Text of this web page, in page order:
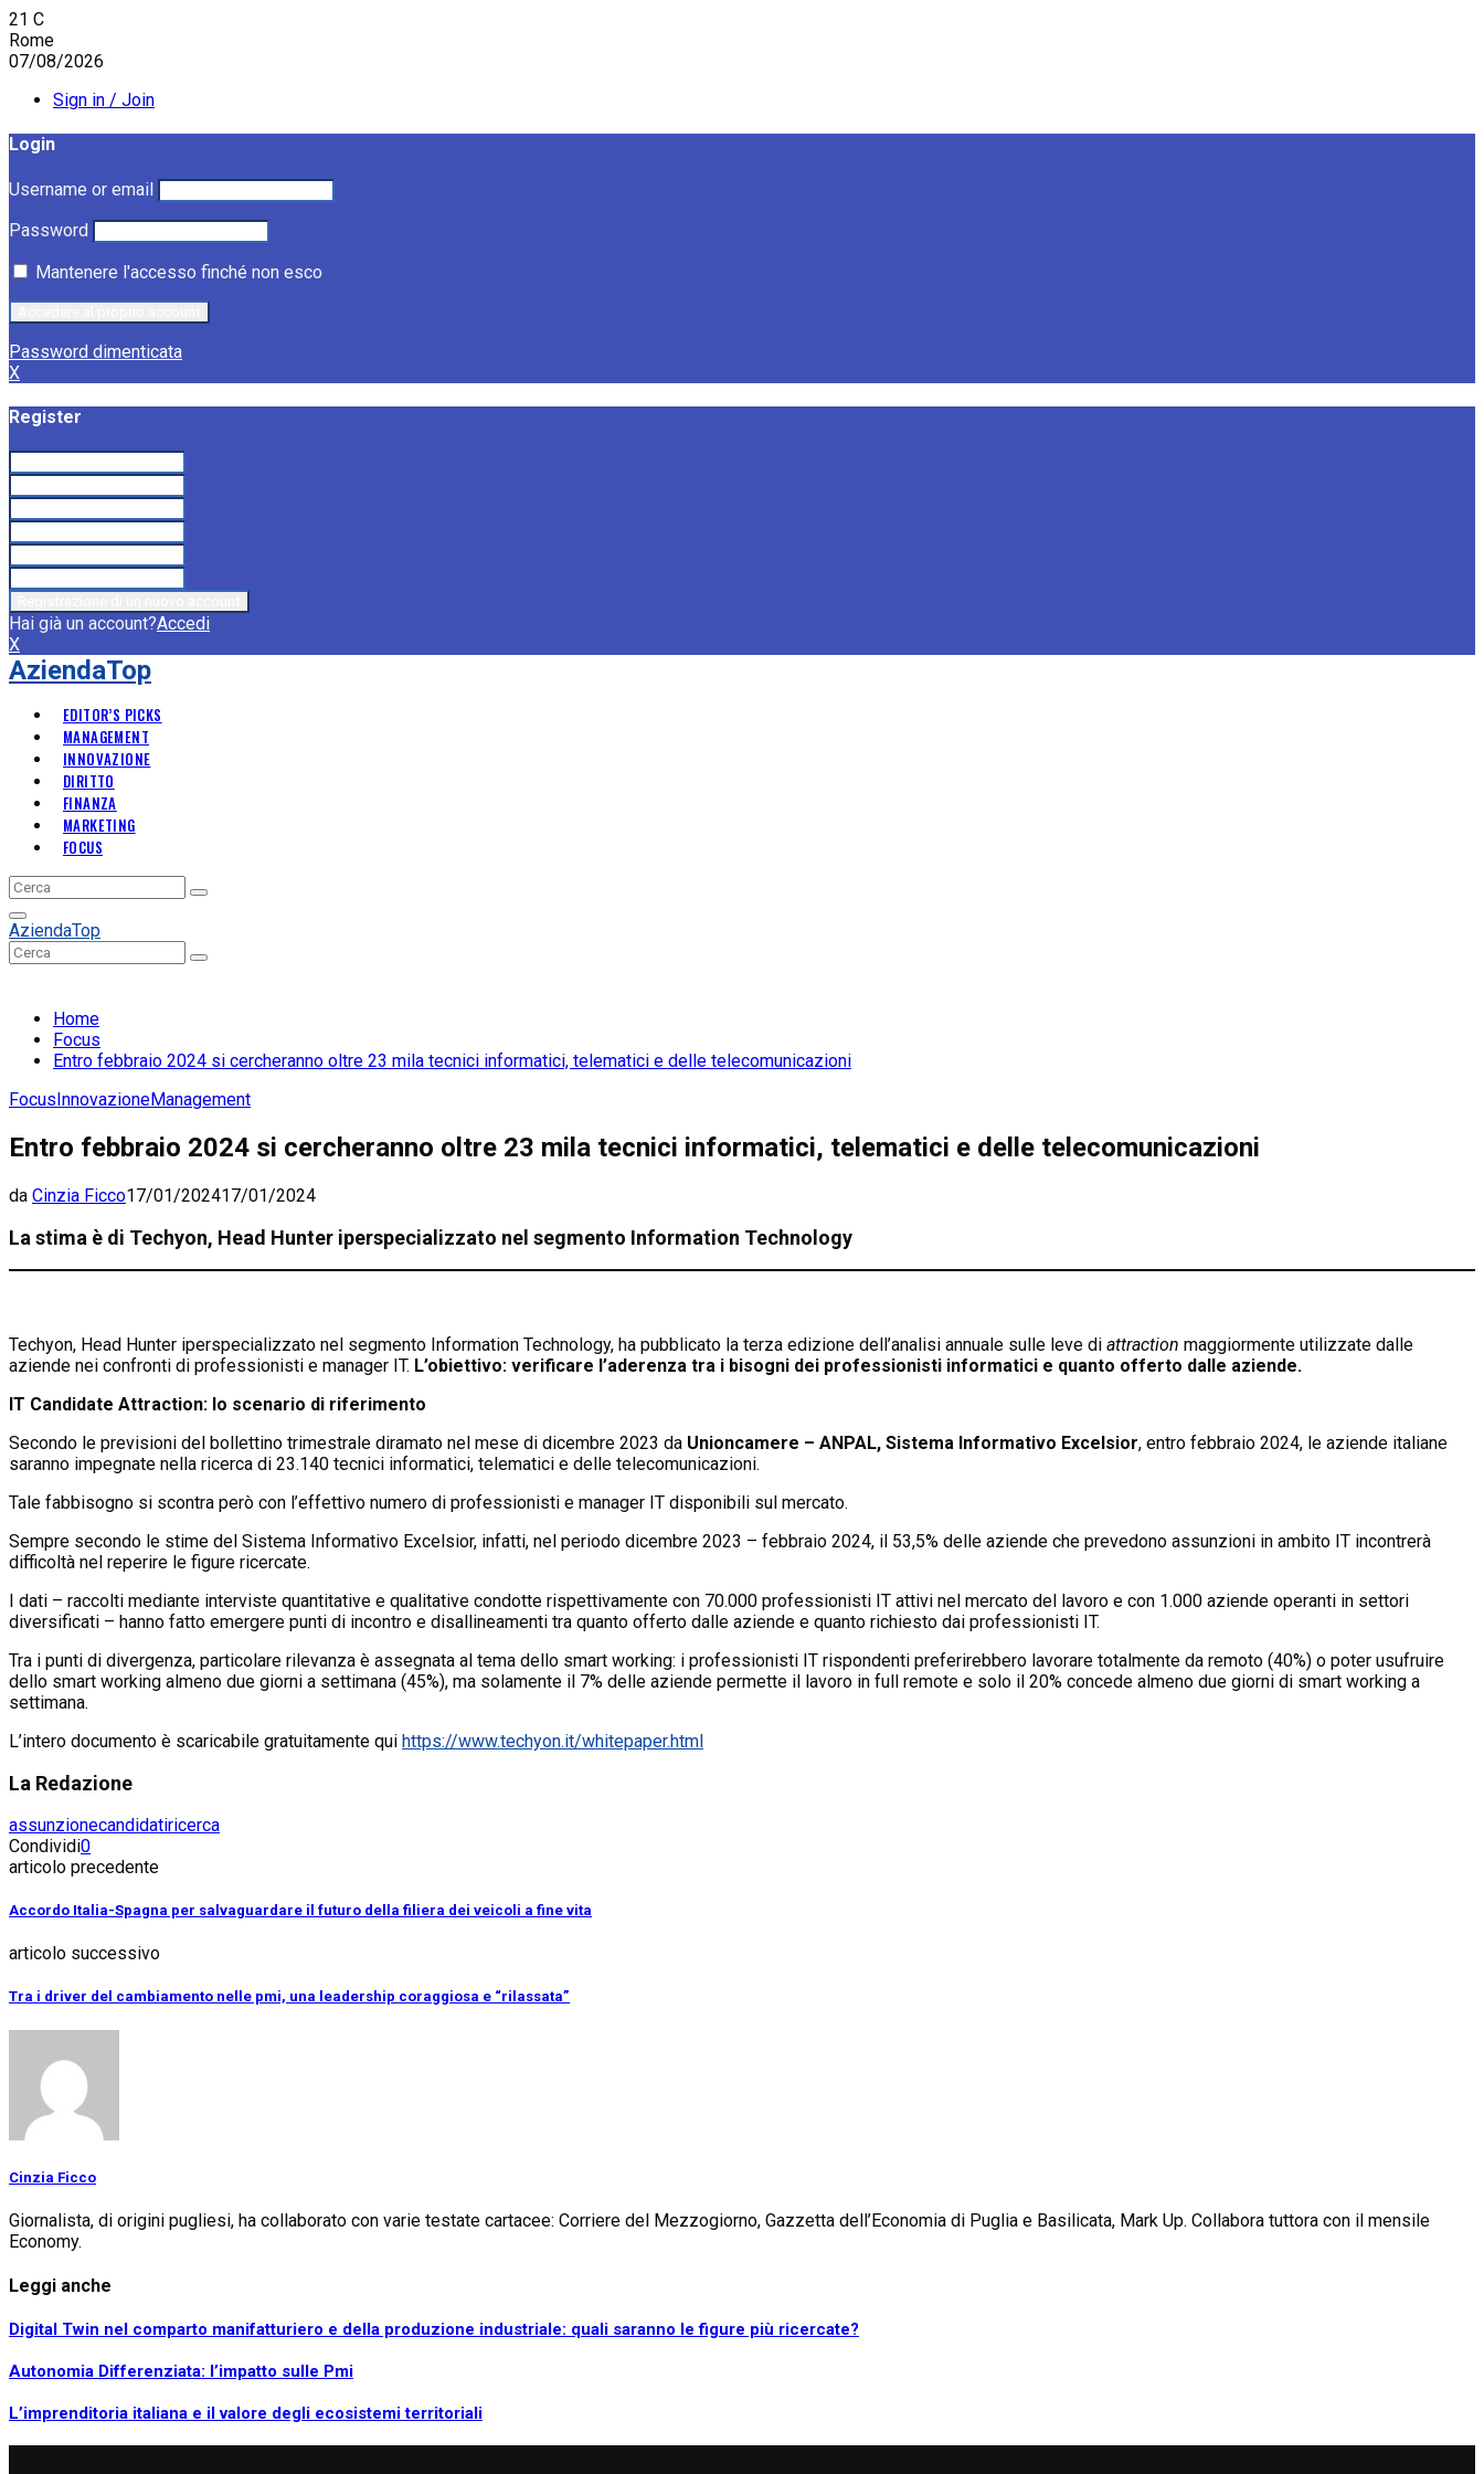
21 C
Rome
07/08/2026
Sign in / Join
Login
Username or email
Password
Mantenere l'accesso finché non esco
Password dimenticata
X
Register
Hai già un account?Accedi
X
AziendaTop
EDITOR’S PICKS
MANAGEMENT
INNOVAZIONE
DIRITTO
FINANZA
MARKETING
FOCUS
Search
for:
Search
Primary
Menu
AziendaTop
Search
for:
Search
Home
Focus
Entro febbraio 2024 si cercheranno oltre 23 mila tecnici informatici, telematici e delle telecomunicazioni
FocusInnovazioneManagement
Entro febbraio 2024 si cercheranno oltre 23 mila tecnici informatici, telematici e delle telecomunicazioni
da Cinzia Ficco17/01/202417/01/2024
La stima è di Techyon, Head Hunter iperspecializzato nel segmento Information Technology
Techyon, Head Hunter iperspecializzato nel segmento Information Technology, ha pubblicato la terza edizione dell’analisi annuale sulle leve di attraction maggiormente utilizzate dalle
aziende nei confronti di professionisti e manager IT. L’obiettivo: verificare l’aderenza tra i bisogni dei professionisti informatici e quanto offerto dalle aziende.
IT Candidate Attraction: lo scenario di riferimento
Secondo le previsioni del bollettino trimestrale diramato nel mese di dicembre 2023 da Unioncamere – ANPAL, Sistema Informativo Excelsior, entro febbraio 2024, le aziende italiane
saranno impegnate nella ricerca di 23.140 tecnici informatici, telematici e delle telecomunicazioni.
Tale fabbisogno si scontra però con l’effettivo numero di professionisti e manager IT disponibili sul mercato.
Sempre secondo le stime del Sistema Informativo Excelsior, infatti, nel periodo dicembre 2023 – febbraio 2024, il 53,5% delle aziende che prevedono assunzioni in ambito IT incontrerà
difficoltà nel reperire le figure ricercate.
I dati – raccolti mediante interviste quantitative e qualitative condotte rispettivamente con 70.000 professionisti IT attivi nel mercato del lavoro e con 1.000 aziende operanti in settori
diversificati – hanno fatto emergere punti di incontro e disallineamenti tra quanto offerto dalle aziende e quanto richiesto dai professionisti IT.
Tra i punti di divergenza, particolare rilevanza è assegnata al tema dello smart working: i professionisti IT rispondenti preferirebbero lavorare totalmente da remoto (40%) o poter usufruire
dello smart working almeno due giorni a settimana (45%), ma solamente il 7% delle aziende permette il lavoro in full remote e solo il 20% concede almeno due giorni di smart working a
settimana.
L’intero documento è scaricabile gratuitamente qui https://www.techyon.it/whitepaper.html
La Redazione
assunzionecandidatiricerca
Condividi0
articolo precedente
Accordo Italia-Spagna per salvaguardare il futuro della filiera dei veicoli a fine vita
articolo successivo
Tra i driver del cambiamento nelle pmi, una leadership coraggiosa e “rilassata”
Cinzia Ficco
Giornalista, di origini pugliesi, ha collaborato con varie testate cartacee: Corriere del Mezzogiorno, Gazzetta dell’Economia di Puglia e Basilicata, Mark Up. Collabora tuttora con il mensile
Economy.
Leggi anche
Digital Twin nel comparto manifatturiero e della produzione industriale: quali saranno le figure più ricercate?
Autonomia Differenziata: l’impatto sulle Pmi
L’imprenditoria italiana e il valore degli ecosistemi territoriali